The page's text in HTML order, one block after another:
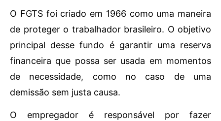
O FGTS foi criado em 1966 como uma maneira
de proteger o trabalhador brasileiro. O objetivo
principal desse fundo é garantir uma reserva
financeira que possa ser usada em momentos
de necessidade, como no caso de uma
demissão sem justa causa.
O empregador é responsável por fazer